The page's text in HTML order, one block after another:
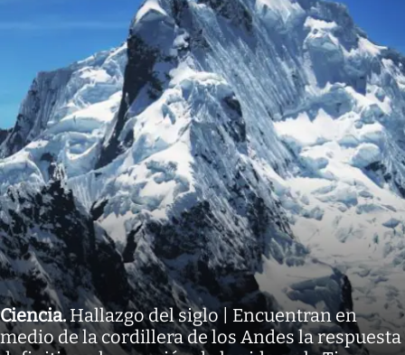
Ciencia.Hallazgo del siglo | Encuentran en
medio de la cordillera de los Andes la respuesta